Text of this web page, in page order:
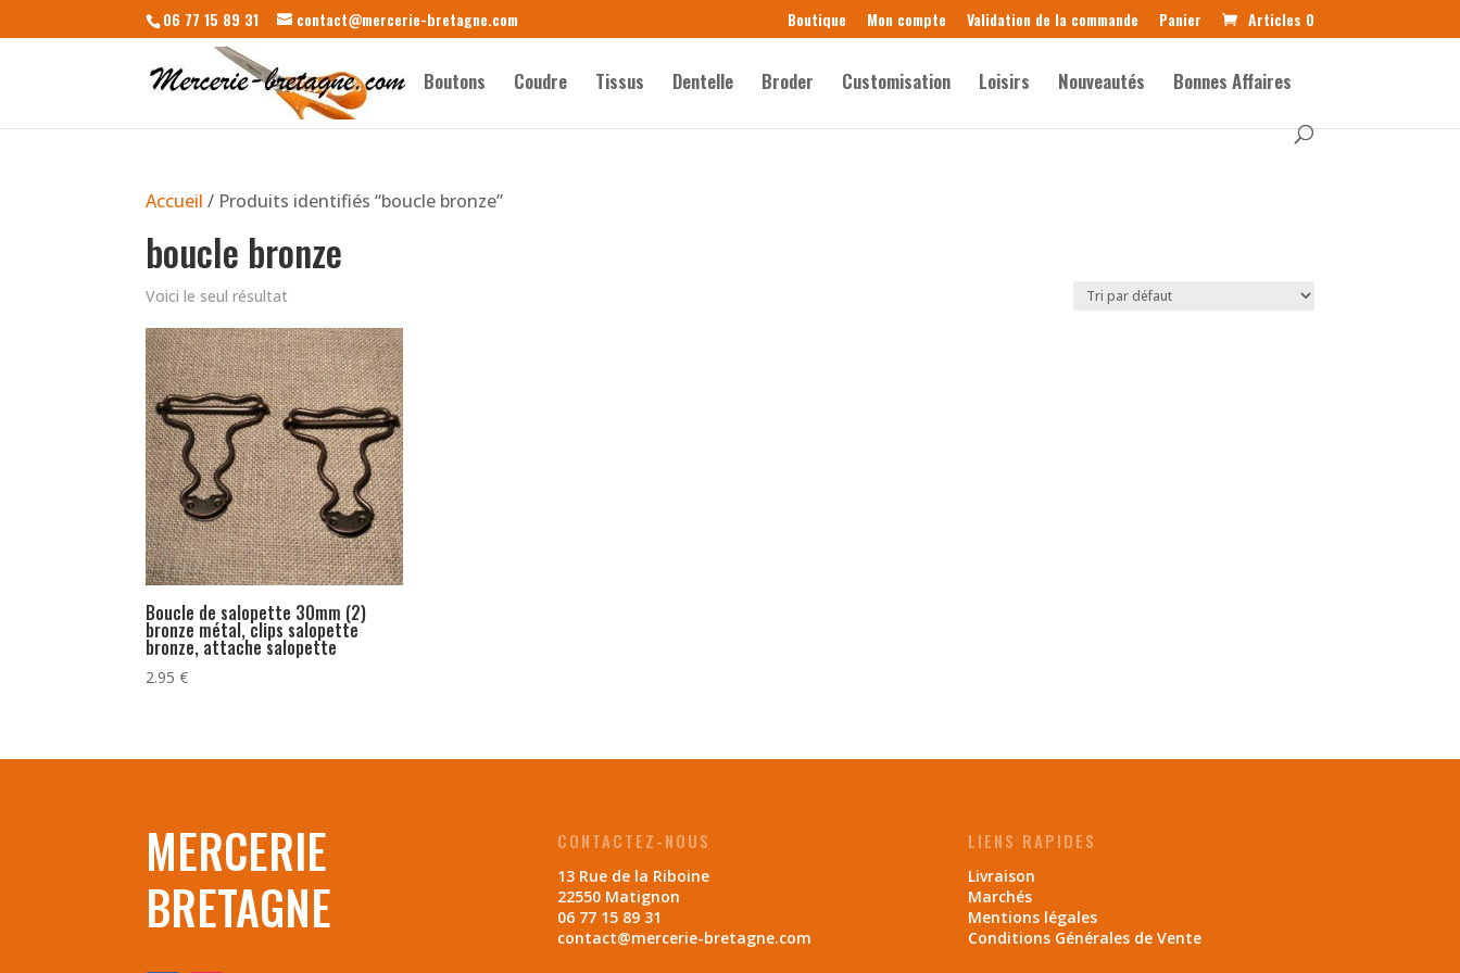
06 77 15 89 31 contact@mercerie-bretagne.com Boutique Mon compte Validation de la commande Panier Articles 0
Boutons Coudre Tissus Dentelle Broder Customisation Loisirs Nouveautés Bonnes Affaires
Accueil / Produits identifiés “boucle bronze”
boucle bronze
Voici le seul résultat
Boucle de salopette 30mm (2)
bronze métal, clips salopette
bronze, attache salopette
2.95€
MERCERIE
BRETAGNE
CONTACTEZ-NOUS
13 Rue de la Riboine
22550 Matignon
06 77 15 89 31
contact@mercerie-bretagne.com
LIENS RAPIDES
Livraison
Marchés
Mentions légales
Conditions Générales de Vente